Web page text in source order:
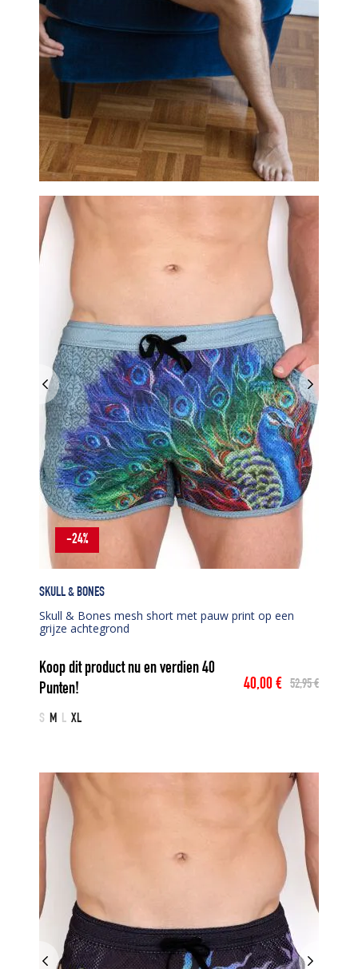
SKULL & BONES
Skull & Bones mesh short met pauw print op een
grijze achtegrond
Koop dit product nu en verdien40
Punten!
52,95€
Oorspronkelijke
40,00€
Huidige
S M L XL
-24%